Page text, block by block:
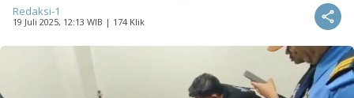
Redaksi-1
19 Juli 2025, 12:13 WIB | 174 Klik